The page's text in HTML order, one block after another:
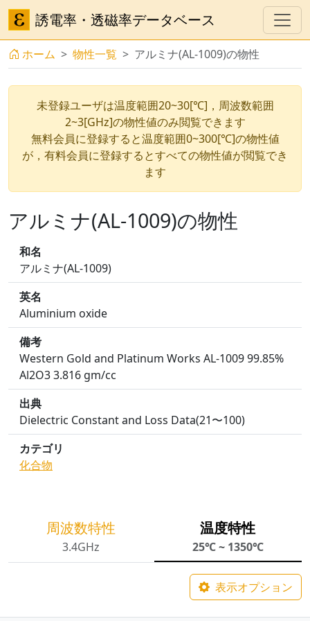
誘電率・透磁率データベース
ホーム 物性一覧 アルミナ(AL-1009)の物性
未登録ユーザは温度範囲20~30[℃]，周波数範囲
2~3[GHz]の物性値のみ閲覧できます
無料会員に登録すると温度範囲0~300[℃]の物性値
が，有料会員に登録するとすべての物性値が閲覧でき
ます
アルミナ(AL-1009)の物性
和名
アルミナ(AL-1009)
英名
Aluminium oxide
備考
Western Gold and Platinum Works AL-1009 99.85%
Al2O3 3.816 gm/cc
出典
Dielectric Constant and Loss Data(21〜100)
カテゴリ
化合物
周波数特性
3.4GHz
温度特性
25℃ ~ 1350℃
表示オプション